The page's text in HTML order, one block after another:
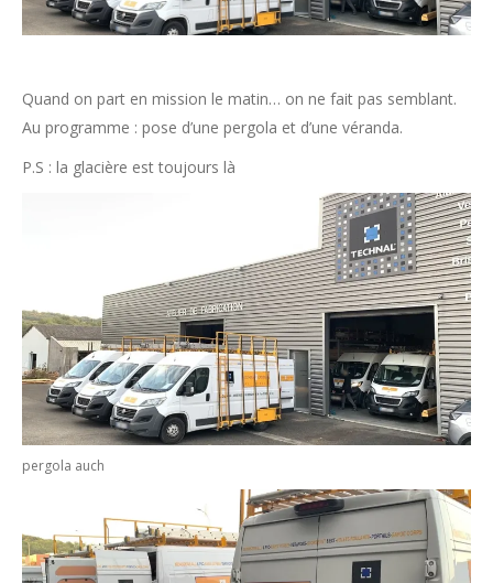
Quand on part en mission le matin… on ne fait pas semblant.
Au programme : pose d’une pergola et d’une véranda.
P.S : la glacière est toujours là
pergola auch